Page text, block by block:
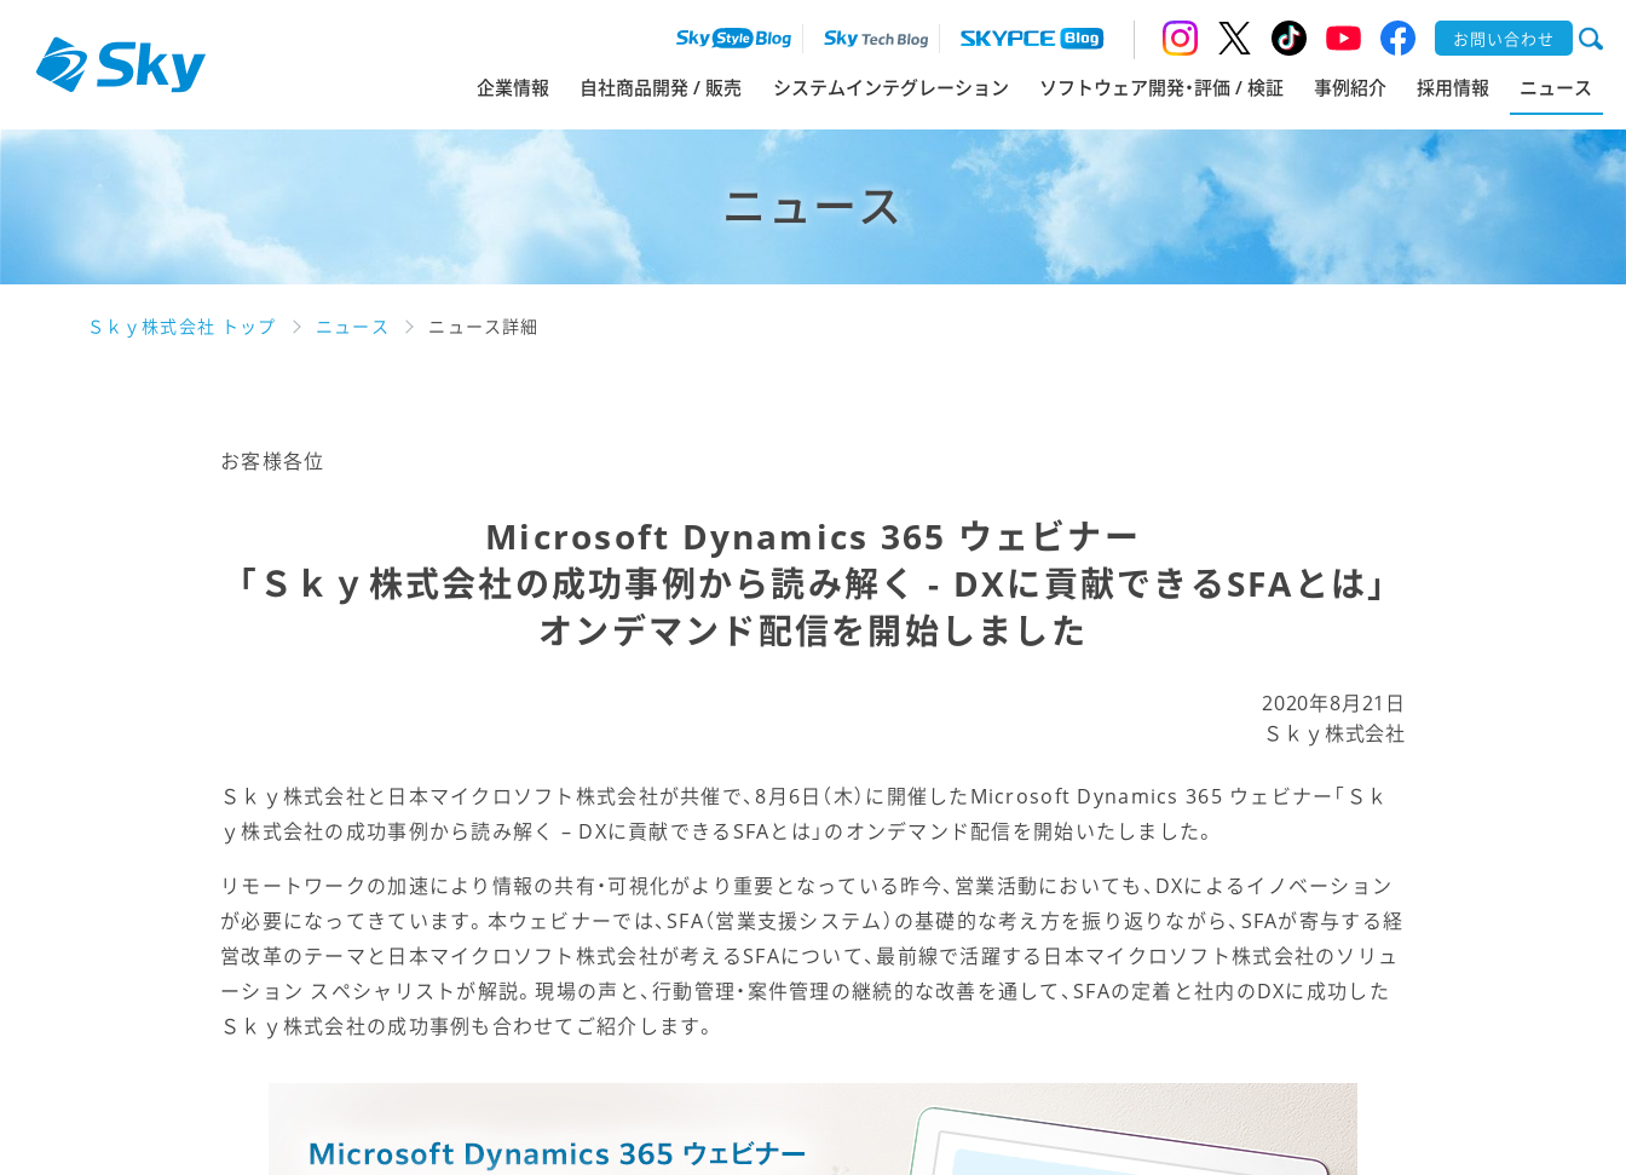
お問い合わせ
企業情報 自社商品開発 / 販売 システムインテグレーション ソフトウェア開発・評価 / 検証 事例紹介 採用情報 ニュース
ニュース
Ｓｋｙ株式会社 トップ ニュース ニュース詳細
お客様各位
Microsoft Dynamics 365 ウェビナー
「Ｓｋｙ株式会社の成功事例から読み解く - DXに貢献できるSFAとは」
オンデマンド配信を開始しました
2020年8月21日
Ｓｋｙ株式会社
Ｓｋｙ株式会社と日本マイクロソフト株式会社が共催で、8月6日（木）に開催したMicrosoft Dynamics 365 ウェビナー「Ｓｋ
ｙ株式会社の成功事例から読み解く – DXに貢献できるSFAとは」のオンデマンド配信を開始いたしました。
リモートワークの加速により情報の共有・可視化がより重要となっている昨今、営業活動においても、DXによるイノベーション
が必要になってきています。本ウェビナーでは、SFA（営業支援システム）の基礎的な考え方を振り返りながら、SFAが寄与する経
営改革のテーマと日本マイクロソフト株式会社が考えるSFAについて、最前線で活躍する日本マイクロソフト株式会社のソリュ
ーション スペシャリストが解説。現場の声と、行動管理・案件管理の継続的な改善を通して、SFAの定着と社内のDXに成功した
Ｓｋｙ株式会社の成功事例も合わせてご紹介します。